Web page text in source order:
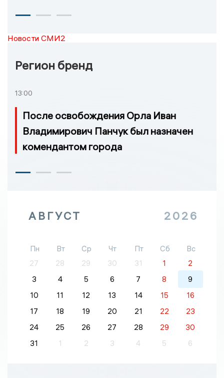
Новости СМИ2
Регион бренд
13:00
После освобождения Орла Иван
Владимирович Панчук был назначен
комендантом города
АВГУСТ 2026
Пн Вт Ср Чт Пт Сб
Вс
27
28 29 30 31 1
2
3
4 5 6 7 8
9
10
11 12 13 14 15
16
17
18 19 20 21 22
23
24
25 26 27 28 29
30
31
1 2 3 4 5 6